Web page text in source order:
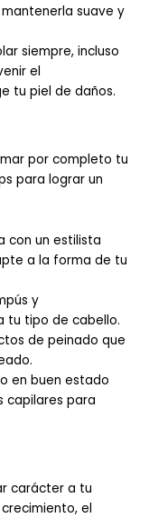
suave y
siempre, incluso
el
tu piel de daños.
por completo tu
para lograr un
con un estilista
a la forma de tu
y
tu tipo de cabello.
de peinado que
en buen estado
capilares para
carácter a tu
el